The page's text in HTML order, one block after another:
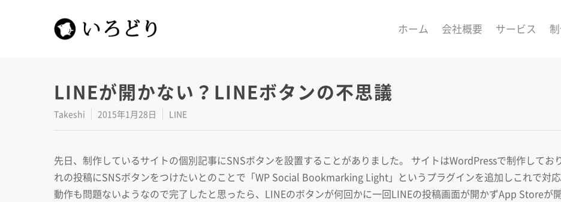
ホーム 会社概要 サービス
LINEが開かない？LINEボタンの不思議
Takeshi 2015年1月28日 LINE
先日、制作しているサイトの個別記事にSNSボタンを設置することがありました。 サイトはWordPressで制作してお
れの投稿にSNSボタンをつけたいとのことで「WP Social Bookmarking Light」というプラグインを追加しこれで対応
動作も問題ないようなので完了したと思ったら、LINEのボタンが何回かに一回LINEの投稿画面が開かずApp Storeが